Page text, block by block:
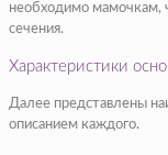
необходимо мамочкам,
сечения.
Характеристики
Далее представлены
описанием каждого.